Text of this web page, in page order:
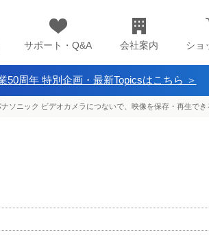
サポート・Q&A 会社案内 ショ
50周年 特別企画・最新Topicsはこちら ＞
ソニック ビデオカメラにつないで、映像を保存・再生で